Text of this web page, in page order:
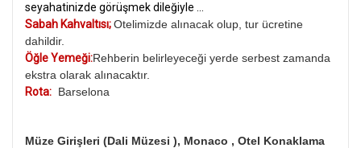
seyahatinizde görüşmek dileğiyle …
Sabah Kahvaltısı;Otelimizde alınacak olup, tur ücretine
dahildir.
Öğle Yemeği:Rehberin belirleyeceği yerde serbest zamanda
ekstra olarak alınacaktır.
Rota: Barselona
Müze Girişleri (Dali Müzesi ), Monaco , Otel Konaklama